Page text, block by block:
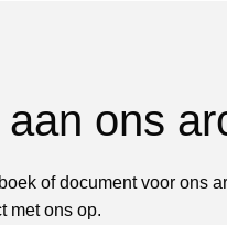
ons
of document voor ons
met ons op.